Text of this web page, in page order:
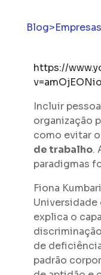
Blog>Empresas
https://
Incluir
organização
como evitar o
de trabalho.
paradigmas
Fiona
Universidade
explica o
de
padrão